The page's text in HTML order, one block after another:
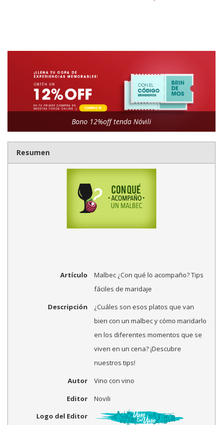
Bono 12%off tenda Nóvili
Resumen
Artículo
Malbec ¿Con qué lo acompaño? Tips
fáciles de maridaje
Descripción
¿Cuáles son esos platos que van
bien con un malbec y cómo maridarlo
en los diferentes momentos que se
viven en un cena? ¡Descubre
nuestros tips!
Autor
Vino con vino
Editor
Novili
Logo del Editor